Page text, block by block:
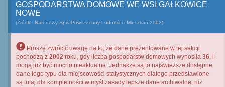
GOSPODARSTWA DOMOWE WE WSI GAŁKOWICE
NOWE
(Źródło: Narodowy Spis Powszechny Ludności i Mieszkań 2002)
Proszę zwrócić uwagę na to, że dane prezentowane w tej sekcji
pochodzą z 2002 roku, gdy liczba gospodarstw domowych wynosiła 36, i
mogą już być mocno nieaktualne. Jednakże są to najświeższe dostępne
dane tego typu dla miejscowości statystycznych dlatego przedstawione
są tutaj dla kompletności w myśl zasady lepsze dane archiwalne, niż